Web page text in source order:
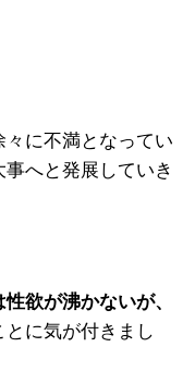
に不満となってい
へと発展していき
欲が沸かないが、
とに気が付きまし